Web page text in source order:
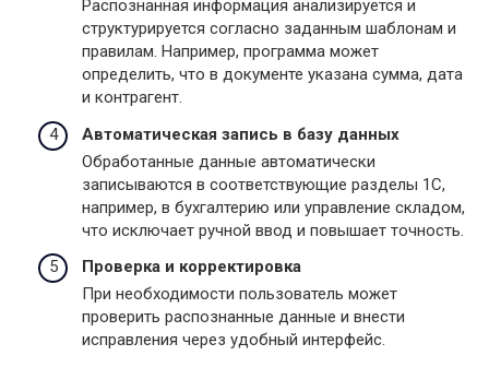
Распознанная информация анализируется и
структурируется согласно заданным шаблонам и
правилам. Например, программа может
определить, что в документе указана сумма, дата
и контрагент.
Автоматическая запись в базу данных
Обработанные данные автоматически
записываются в соответствующие разделы 1С,
например, в бухгалтерию или управление складом,
что исключает ручной ввод и повышает точность.
Проверка и корректировка
При необходимости пользователь может
проверить распознанные данные и внести
исправления через удобный интерфейс.